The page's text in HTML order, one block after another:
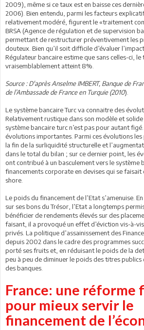
2009), même si ce taux est en baisse ces
2006). Bien entendu, parmi les facteurs
relativement modéré, figurent le «traitement
BRSA (Agence de régulation et de supervision
permettant de restructurer préventivement les
douteux. Bien qu’il soit difficile d’évaluer
Régulateur bancaire estime que sans celles-ci, le
vraisemblablement atteint 8%.
Source : D'après Anselme IMBERT, Banque de
de l’Ambassade de France en Turquie (2010).
Le système bancaire Turc va connaitre des
Relativement rustique dans son modèle et
système bancaire turc n’est pas pour autant
évolutions importantes. Parmi ces évolutions
la fin de la surliquidité structurelle et
dans le total du bilan ; sur ce dernier point, les
ont contribué à un basculement vers le système
financements corporate en devises qui se
shore.
Le poids du financement de l’Etat s’amenuise.
sur ses bons du Trésor, l’Etat a longtemps
bénéficier de rendements élevés sur des
faisant, il a provoqué un effet d’éviction vis-à-
privés. La politique d’assainissement des
depuis 2002 dans le cadre des programmes
porté ses fruits et, en réduisant le poids de la
peu à peu de diminuer le poids des titres publics
des banques.
France: une réforme
pour mieux servir le
financement de